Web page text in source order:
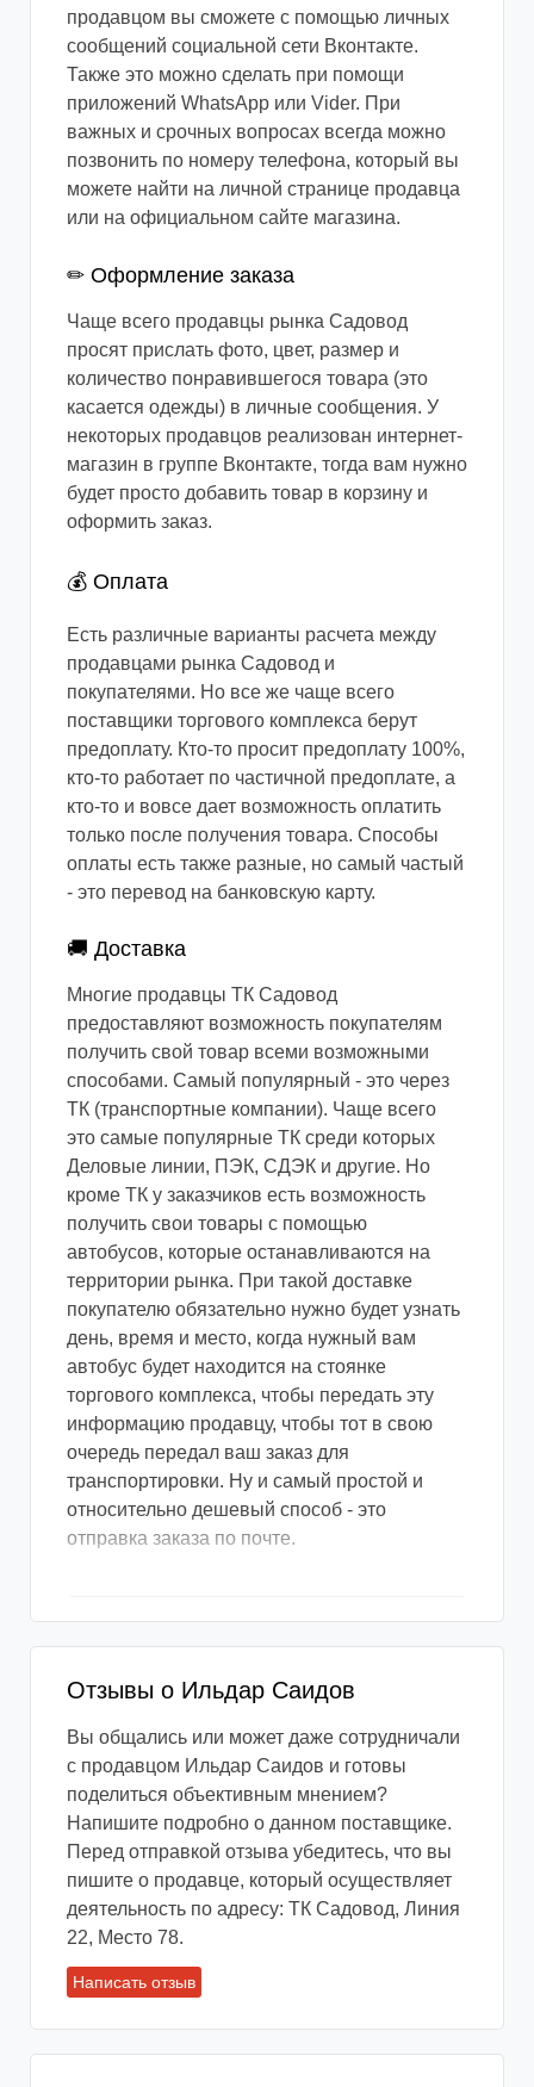
продавцом вы сможете с помощью личных
сообщений социальной сети Вконтакте.
Также это можно сделать при помощи
приложений WhatsApp или Vider. При
важных и срочных вопросах всегда можно
позвонить по номеру телефона, который вы
можете найти на личной странице продавца
или на официальном сайте магазина.
✏ Оформление заказа
Чаще всего продавцы рынка Садовод
просят прислать фото, цвет, размер и
количество понравившегося товара (это
касается одежды) в личные сообщения. У
некоторых продавцов реализован интернет-
магазин в группе Вконтакте, тогда вам нужно
будет просто добавить товар в корзину и
оформить заказ.
💰 Оплата
Есть различные варианты расчета между
продавцами рынка Садовод и
покупателями. Но все же чаще всего
поставщики торгового комплекса берут
предоплату. Кто-то просит предоплату 100%,
кто-то работает по частичной предоплате, а
кто-то и вовсе дает возможность оплатить
только после получения товара. Способы
оплаты есть также разные, но самый частый
- это перевод на банковскую карту.
🚚 Доставка
Многие продавцы ТК Садовод
предоставляют возможность покупателям
получить свой товар всеми возможными
способами. Самый популярный - это через
ТК (транспортные компании). Чаще всего
это самые популярные ТК среди которых
Деловые линии, ПЭК, СДЭК и другие. Но
кроме ТК у заказчиков есть возможность
получить свои товары с помощью
автобусов, которые останавливаются на
территории рынка. При такой доставке
покупателю обязательно нужно будет узнать
день, время и место, когда нужный вам
автобус будет находится на стоянке
торгового комплекса, чтобы передать эту
информацию продавцу, чтобы тот в свою
очередь передал ваш заказ для
транспортировки. Ну и самый простой и
относительно дешевый способ - это
отправка заказа по почте.
Отзывы о Ильдар Саидов
Вы общались или может даже сотрудничали
с продавцом Ильдар Саидов и готовы
поделиться объективным мнением?
Напишите подробно о данном поставщике.
Перед отправкой отзыва убедитесь, что вы
пишите о продавце, который осуществляет
деятельность по адресу: ТК Садовод, Линия
22, Место 78.
Написать отзыв